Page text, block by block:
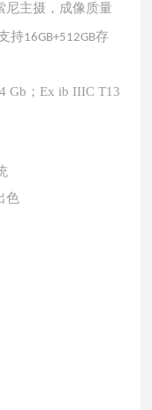
尼主摄，成像质量
持16GB+512GB存
Gb；Ex ib IIIC T13
色